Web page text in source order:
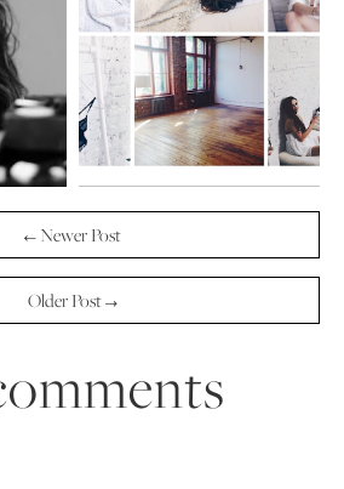
← Newer Post
Older Post →